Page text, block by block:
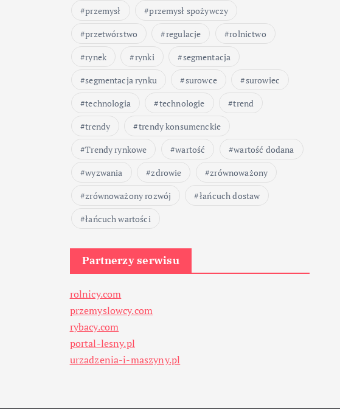
przemysł
przemysł spożywczy
przetwórstwo
regulacje
rolnictwo
rynek
rynki
segmentacja
segmentacja rynku
surowce
surowiec
technologia
technologie
trend
trendy
trendy konsumenckie
Trendy rynkowe
wartość
wartość dodana
wyzwania
zdrowie
zrównoważony
zrównoważony rozwój
łańcuch dostaw
łańcuch wartości
Partnerzy serwisu
rolnicy.com
przemyslowcy.com
rybacy.com
portal-lesny.pl
urzadzenia-i-maszyny.pl